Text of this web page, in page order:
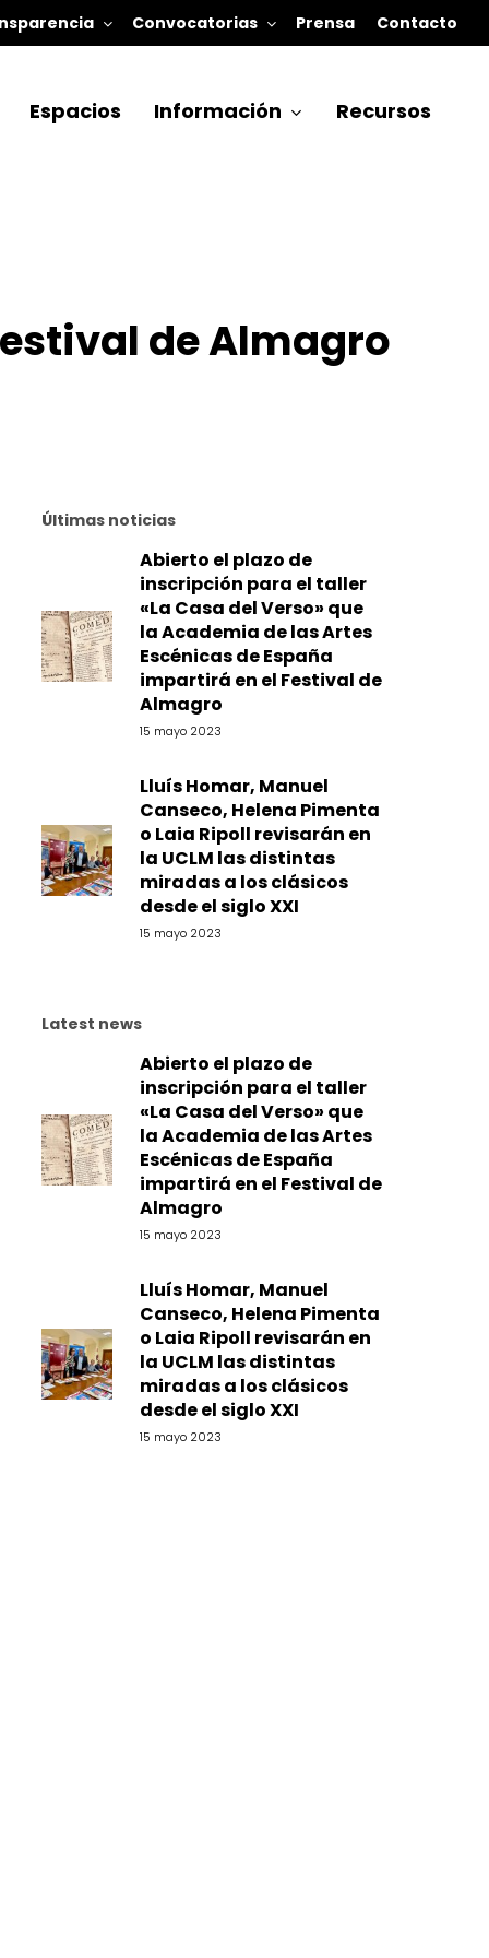
Convocatorias Prensa Contacto
Espacios Información Recursos
de Almagro
Últimas noticias
Abierto el plazo de
inscripción para el taller
«La Casa del Verso» que
la Academia de las Artes
Escénicas de España
impartirá en el Festival de
Almagro
15 mayo 2023
Lluís Homar, Manuel
Canseco, Helena Pimenta
o Laia Ripoll revisarán en
la UCLM las distintas
miradas a los clásicos
desde el siglo XXI
15 mayo 2023
Latest news
Abierto el plazo de
inscripción para el taller
«La Casa del Verso» que
la Academia de las Artes
Escénicas de España
impartirá en el Festival de
Almagro
15 mayo 2023
Lluís Homar, Manuel
Canseco, Helena Pimenta
o Laia Ripoll revisarán en
la UCLM las distintas
miradas a los clásicos
desde el siglo XXI
15 mayo 2023